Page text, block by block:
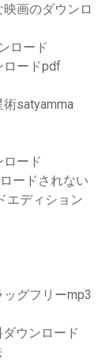
画のダウンロ
ロード
ロードpdf
satyamma
ード
ードされない
エディション
グフリーmp3
ウンロード